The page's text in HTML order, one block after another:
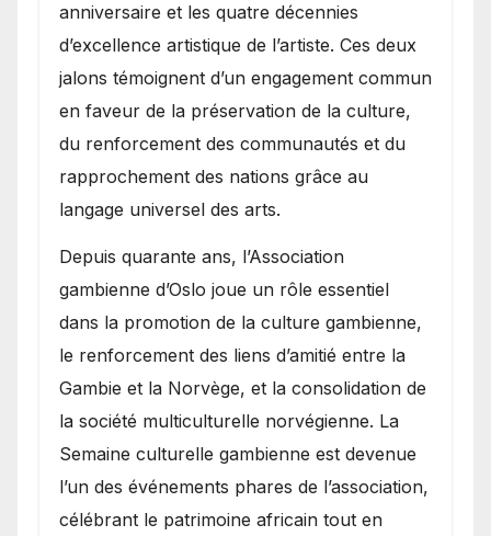
anniversaire et les quatre décennies
d’excellence artistique de l’artiste. Ces deux
jalons témoignent d’un engagement commun
en faveur de la préservation de la culture,
du renforcement des communautés et du
rapprochement des nations grâce au
langage universel des arts.
​Depuis quarante ans, l’Association
gambienne d’Oslo joue un rôle essentiel
dans la promotion de la culture gambienne,
le renforcement des liens d’amitié entre la
Gambie et la Norvège, et la consolidation de
la société multiculturelle norvégienne. La
Semaine culturelle gambienne est devenue
l’un des événements phares de l’association,
célébrant le patrimoine africain tout en